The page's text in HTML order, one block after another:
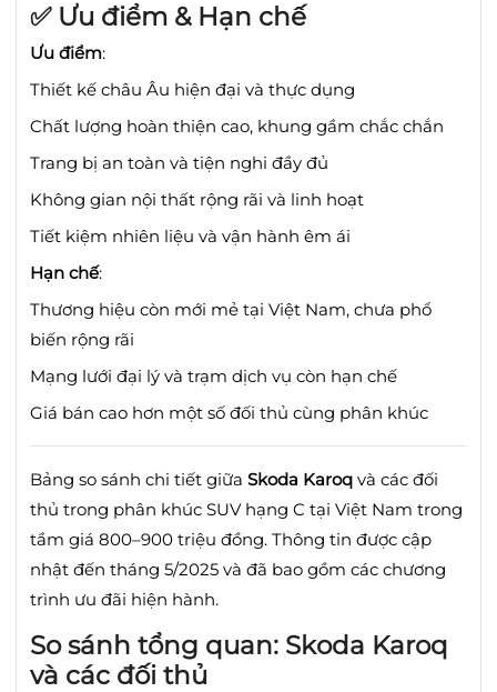
✅ Ưu điểm & Hạn chế
Ưu điểm:
Thiết kế châu Âu hiện đại và thực dụng
Chất lượng hoàn thiện cao, khung gầm chắc chắn
Trang bị an toàn và tiện nghi đầy đủ
Không gian nội thất rộng rãi và linh hoạt
Tiết kiệm nhiên liệu và vận hành êm ái
Hạn chế:
Thương hiệu còn mới mẻ tại Việt Nam, chưa phổ
biến rộng rãi
Mạng lưới đại lý và trạm dịch vụ còn hạn chế
Giá bán cao hơn một số đối thủ cùng phân khúc
Bảng so sánh chi tiết giữa Skoda Karoq và các đối
thủ trong phân khúc SUV hạng C tại Việt Nam trong
tầm giá 800–900 triệu đồng. Thông tin được cập
nhật đến tháng 5/2025 và đã bao gồm các chương
trình ưu đãi hiện hành.
So sánh tổng quan: Skoda Karoq
và các đối thủ